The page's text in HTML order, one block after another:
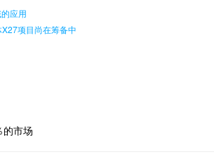
应用
项目尚在筹备中
的市场